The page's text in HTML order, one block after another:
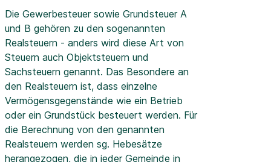
Die Gewerbesteuer sowie Grundsteuer A
und B gehören zu den sogenannten
Realsteuern - anders wird diese Art von
Steuern auch Objektsteuern und
Sachsteuern genannt. Das Besondere an
den Realsteuern ist, dass einzelne
Vermögensgegenstände wie ein Betrieb
oder ein Grundstück besteuert werden. Für
die Berechnung von den genannten
Realsteuern werden sg. Hebesätze
herangezogen, die in jeder Gemeinde in